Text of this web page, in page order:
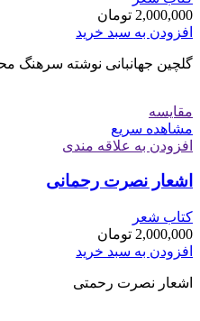
2,000,000 تومان
افزودن به سبد خرید
گلچین جهانبانی نوشته سرهنگ
مقایسه
مشاهده سریع
افزودن به علاقه مندی
اشعار نصرت رحمانی
کتاب شعر
2,000,000 تومان
افزودن به سبد خرید
اشعار نصرت رحمتی